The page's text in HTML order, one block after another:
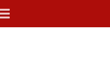
Toggle